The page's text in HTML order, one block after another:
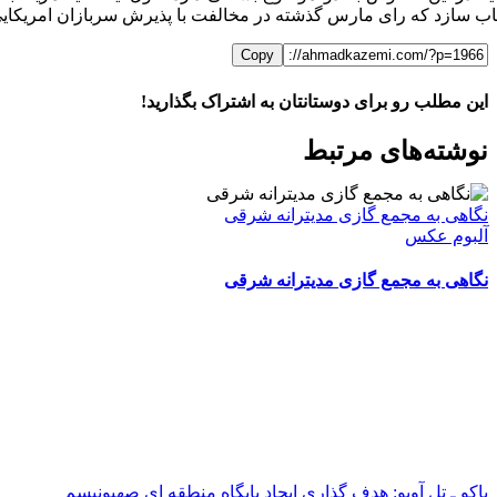
سازد که رای مارس گذشته در مخالفت با پذیرش سربازان امریکایی
Copy
این مطلب رو برای دوستانتان به اشتراک بگذارید!
FacebookX
LinkedIn
WhatsApp
Telegram
ایمیل
نوشته‌‌های مرتبط
نگاهی به مجمع گازی مدیترانه شرقی
آلبوم عکس
نگاهی به مجمع گازی مدیترانه شرقی
باکو ـ تل آویو: هدف گذاری ایجاد پایگاه منطقه ای صهیونیسم